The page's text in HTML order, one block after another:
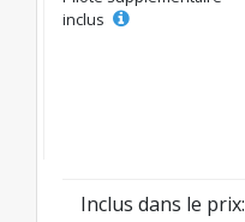
inclus
Inclus dans le prix: